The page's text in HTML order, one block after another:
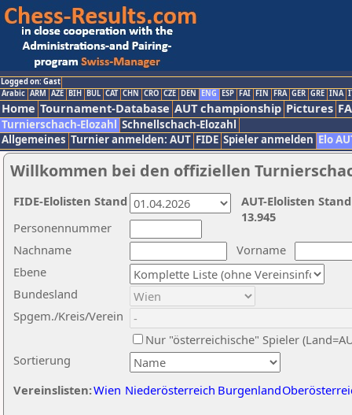
Logged on: Gast
Arabic ARM AZE BIH BUL CAT CHN CRO CZE DEN ENG ESP FAI FIN FRA GER GRE INA
Home Tournament-Database AUT championship Pictures
Turnierschach-Elozahl Schnellschach-Elozahl
Allgemeines Turnier anmelden: AUT FIDE Spieler anmelden Elo
Willkommen bei den offiziellen
Nachname
Vorname
Ebene
Sortierung
Personennummer
Bundesland
Spgem./Kreis/Verein
Nur "österreichische" Spieler
Vereinslisten:Wien Niederösterreich Burgenland
AUT-Elolisten
13.945
FIDE-Elolisten Stand